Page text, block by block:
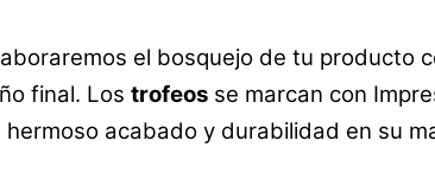
el bosquejo de tu producto
final. Los trofeos se marcan con
acabado y durabilidad en su